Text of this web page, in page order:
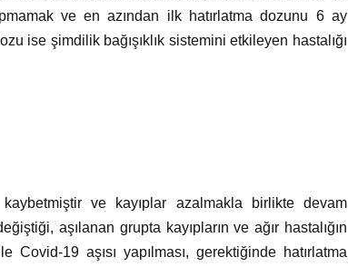
ve en azından ilk hatırlatma dozunu 6 ay
ise şimdilik bağışıklık sistemini etkileyen hastalığı
ve kayıplar azalmakla birlikte devam
aşılanan grupta kayıpların ve ağır hastalığın
19 aşısı yapılması, gerektiğinde hatırlatma